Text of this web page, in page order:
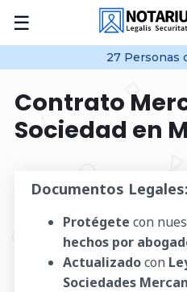
☰
27Personas
Contrato
Sociedad en
Documentos Legales:
Protégete con
hechos por
Actualizadocon
Sociedades